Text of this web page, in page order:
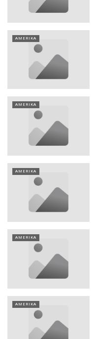
AMERIKA
AMERIKA
AMERIKA
AMERIKA
AMERIKA